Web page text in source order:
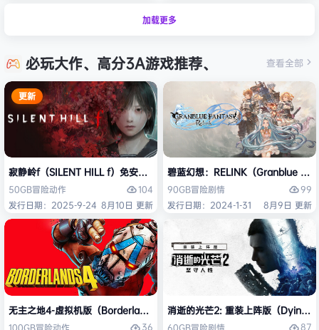
加载更多
必玩大作、高分3A游戏推荐、 查看全部
更新
寂静岭f（SILENT HILL f）免安装中文版
50GB冒险动作
104
发行日期：2025-9-24 8月10日 更新
碧蓝幻想：RELINK（Granblue
90GB冒险剧情
99
发行日期：2024-1-31
8月9日 更新
无主之地4-虚拟机版（Borderlands 4 HYPERVISOR）免安装中文版
100GB冒险动作
36
消逝的光芒2: 重装上阵版（Dying
60GB冒险剧情
87